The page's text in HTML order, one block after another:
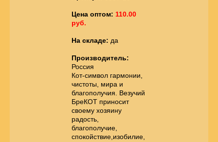
Цена оптом: 110.00
руб.
На складе: да
Производитель:
Россия
Кот-символ гармонии,
чистоты, мира и
благополучия. Везучий
БреКОТ приносит
своему хозяину
радость,
благополучие,
спокойствие,изобилие,